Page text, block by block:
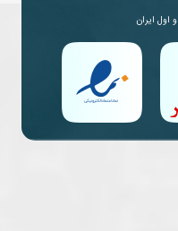
اول ایران